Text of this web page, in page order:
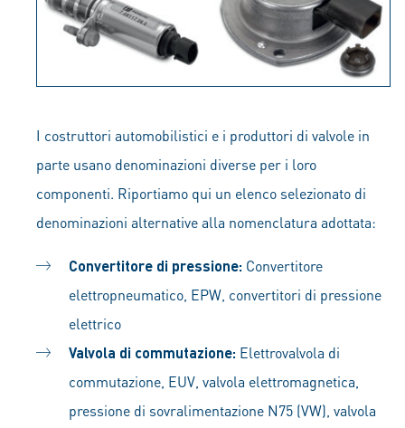
I costruttori automobilistici e i produttori di valvole in
parte usano denominazioni diverse per i loro
componenti. Riportiamo qui un elenco selezionato di
denominazioni alternative alla nomenclatura adottata:
Convertitore di pressione: Convertitore
elettropneumatico, EPW, convertitori di pressione
elettrico
Valvola di commutazione: Elettrovalvola di
commutazione, EUV, valvola elettromagnetica,
pressione di sovralimentazione N75 (VW), valvola